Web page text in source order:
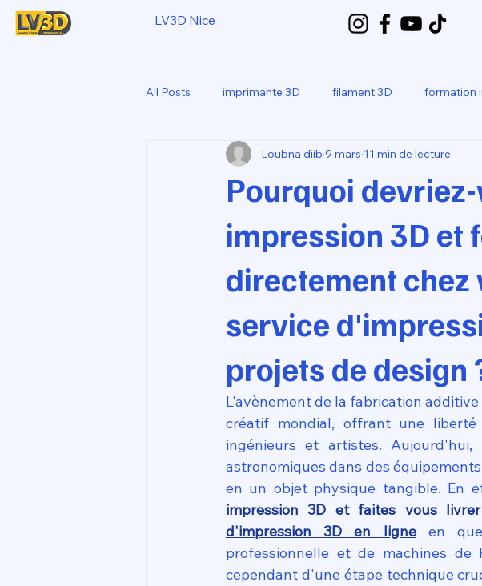
LV3D Nice
All Posts imprimante 3D filament 3D formation
CREALITY SPARKX i7 Color Combo SNAPMAKER U1
Pourquoi
impression 3D et
directement chez
service
projets de design
Loubna diib 9 mars 11 min de lecture
L'avènement de la fabrication
créatif mondial, offrant une
ingénieurs et artistes.
astronomiques dans des
en un objet physique tangible. En
impression 3D et faites vous
d'impression 3D en ligne en
professionnelle et de machines
cependant d'une étape technique